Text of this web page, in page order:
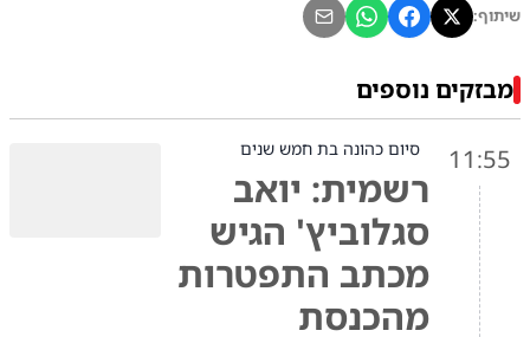
שיתוף:
מבזקים נוספים
11:55 סיום כהונה בת חמש שנים
רשמית: יואב
סגלוביץ' הגיש
מכתב התפטרות
מהכנסת